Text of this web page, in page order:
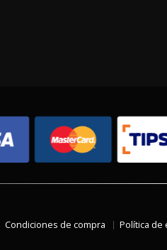
Condiciones de compra Política de